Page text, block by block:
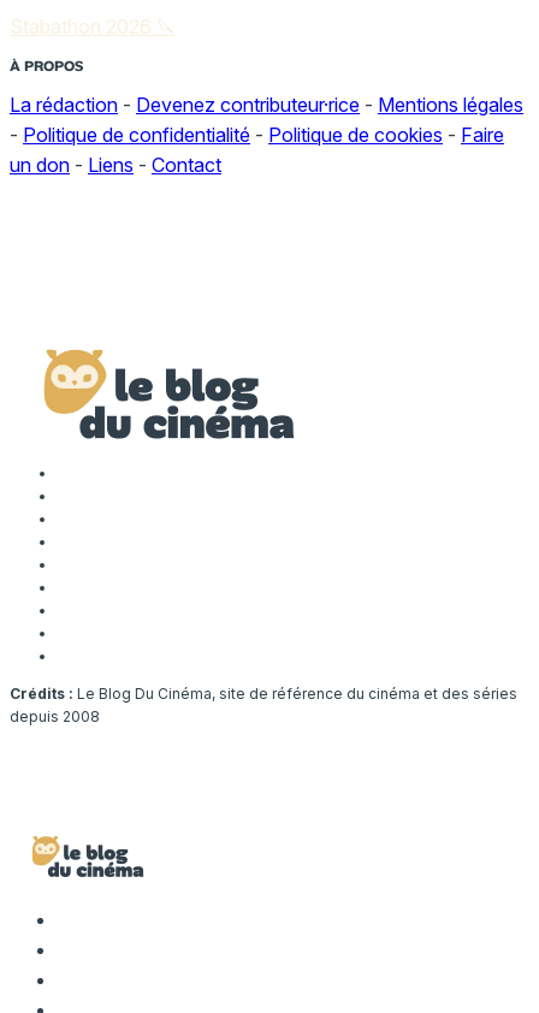
Stabathon 2026 🔪
À PROPOS
La rédaction - Devenez contributeur·rice - Mentions légales
- Politique de confidentialité - Politique de cookies - Faire
un don - Liens - Contact
Crédits : Le Blog Du Cinéma, site de référence du cinéma et des séries
depuis 2008